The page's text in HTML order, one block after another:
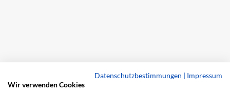
Datenschutzbestimmungen | Impressum
Wir verwenden Cookies